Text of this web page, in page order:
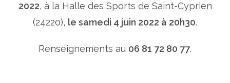
2022, à la Halle des Sports de Saint-Cyprien
(24220), le samedi 4 juin 2022 à 20h30.
Renseignements au 06 81 72 80 77.